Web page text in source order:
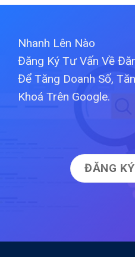
Nhanh Lên Nào
Đăng Ký Tư Vấn Về
Để Tăng Doanh Số,
Khoá Trên Google.
ĐĂNG